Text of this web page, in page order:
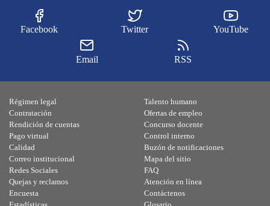
Facebook Twitter YouTube
Email RSS
Régimen legal
Contratación
Rendición de cuentas
Pago virtual
Calidad
Talento humano
Ofertas de empleo
Concurso docente
Control interno
Buzón de notificaciones
Correo institucional
Redes Sociales
Quejas y reclamos
Encuesta
Mapa del sitio
FAQ
Atención en línea
Contáctenos